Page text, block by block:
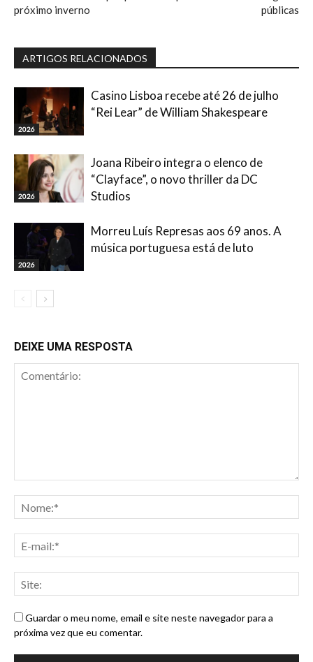
próximo inverno
públicas
ARTIGOS RELACIONADOS
2026
Casino Lisboa recebe até 26 de julho
“Rei Lear” de William Shakespeare
2026
Joana Ribeiro integra o elenco de
“Clayface”, o novo thriller da DC
Studios
2026
Morreu Luís Represas aos 69 anos. A
música portuguesa está de luto
DEIXE UMA RESPOSTA
Guardar o meu nome, email e site neste navegador para a
próxima vez que eu comentar.